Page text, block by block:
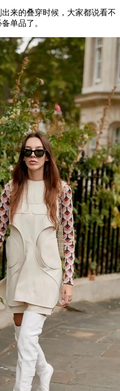
的叠穿时候，大家都说看不
单品了。